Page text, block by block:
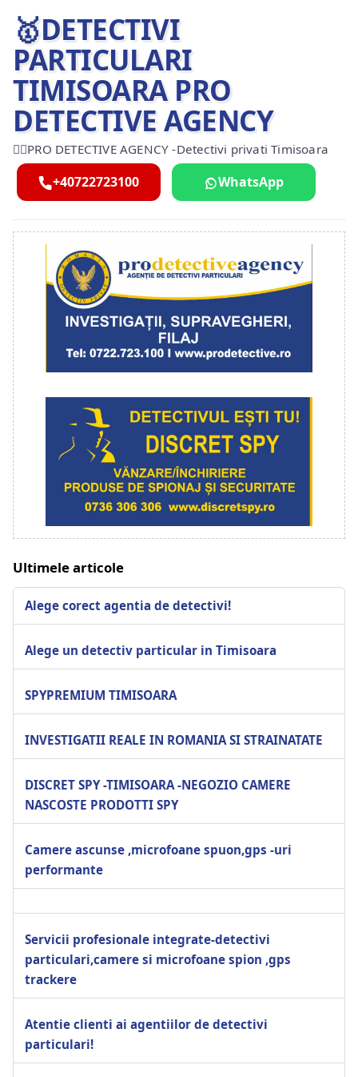
🥇DETECTIVI
PARTICULARI
TIMISOARA PRO
DETECTIVE AGENCY
🕵️‍♂️PRO DETECTIVE AGENCY -Detectivi privati Timisoara
+40722723100 WhatsApp
Ultimele articole
Alege corect agentia de detectivi!
Alege un detectiv particular in Timisoara
SPYPREMIUM TIMISOARA
INVESTIGATII REALE IN ROMANIA SI STRAINATATE
DISCRET SPY -TIMISOARA -NEGOZIO CAMERE
NASCOSTE PRODOTTI SPY
Camere ascunse ,microfoane spuon,gps -uri
performante
Servicii profesionale integrate-detectivi
particulari,camere si microfoane spion ,gps
trackere
Atentie clienti ai agentiilor de detectivi
particulari!